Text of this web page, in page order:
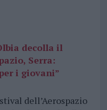
decolla il
Serra:
i giovani”
dell’Aerospazio